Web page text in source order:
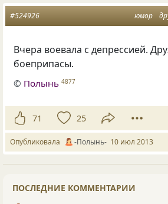
юмор
#524926
Вчера воевала с депрессией.
боеприпасы.
© Полынь 4877
71 25
Опубликовала -Полынь- 10 июл 2013
ПОСЛЕДНИЕ КОММЕНТАРИИ